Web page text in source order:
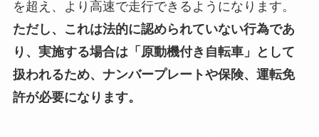
を超え、より高速で走行できるようになります。
ただし、これは法的に認められていない行為であ
り、実施する場合は「原動機付き自転車」として
扱われるため、ナンバープレートや保険、運転免
許が必要になります。